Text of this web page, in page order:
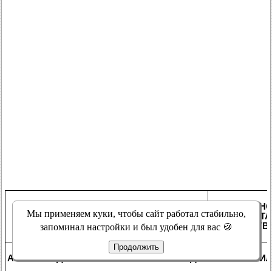
СОСТОЯНИЯ
AX1: ОПРЕДЕЛИТЕ ТИП КОРОБКИ ПЕРЕДАЧ
Мы применяем куки, чтобы сайт работал стабильно,
запоминал настройки и был удобен для вас 🍪
Продолжить